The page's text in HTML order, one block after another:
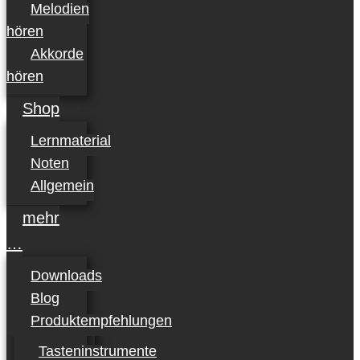
Melodien
hören
Akkorde
hören
Shop
Lernmaterial
Noten
Allgemein
mehr
…
Downloads
Blog
Produktempfehlungen
Tasteninstrumente